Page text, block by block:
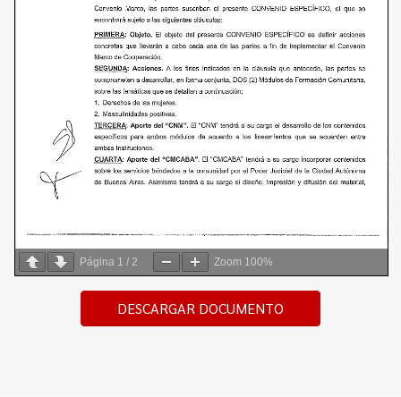
Página 1 / 2 Zoom 100%
DESCARGAR DOCUMENTO